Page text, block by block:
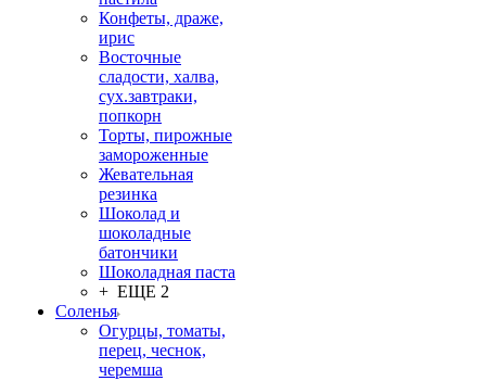
Конфеты, драже,
ирис
Восточные
сладости, халва,
сух.завтраки,
попкорн
Торты, пирожные
замороженные
Жевательная
резинка
Шоколад и
шоколадные
батончики
Шоколадная паста
+ ЕЩЕ 2
Соленья
Огурцы, томаты,
перец, чеснок,
черемша